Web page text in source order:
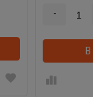
-
В